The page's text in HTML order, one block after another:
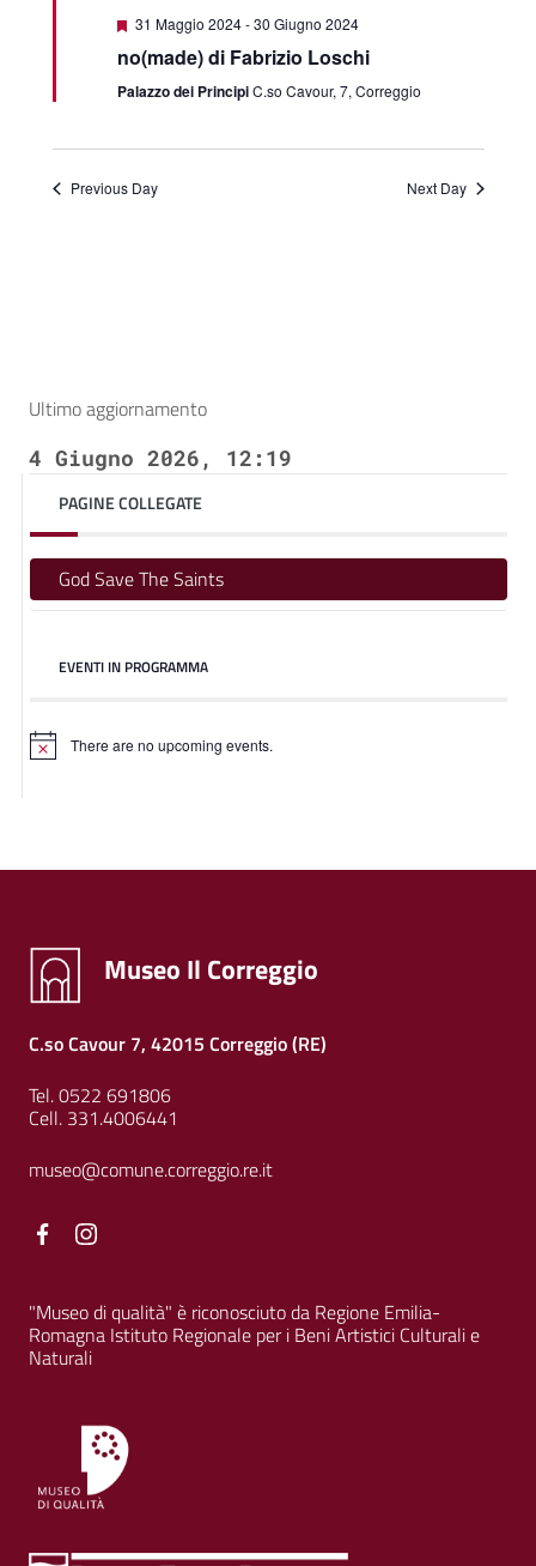
Featured
31 Maggio 2024-30 Giugno 2024
no(made) di Fabrizio Loschi
Palazzo dei PrincipiC.so Cavour, 7, Correggio
Previous Day Next Day
Ultimo aggiornamento
4 Giugno 2026, 12:19
PAGINE COLLEGATE
God Save The Saints
EVENTI IN PROGRAMMA
There are no upcoming events.
Museo Il Correggio
C.so Cavour 7, 42015 Correggio (RE)
Tel. 0522 691806
Cell. 331.4006441
museo@comune.correggio.re.it
Facebook
"Museo di qualità" è riconosciuto da Regione Emilia-
Romagna Istituto Regionale per i Beni Artistici Culturali e
Naturali